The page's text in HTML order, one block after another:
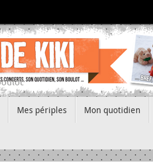
Mes périples Mon quotidien